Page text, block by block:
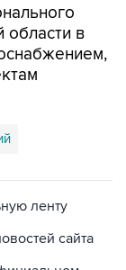
области в
ленту
сайта